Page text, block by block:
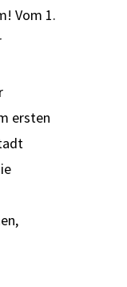
Vom 1.
ersten